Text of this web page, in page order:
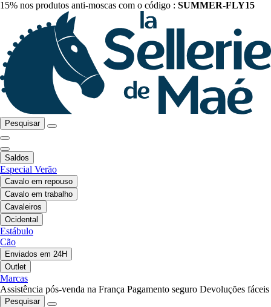
15% nos produtos anti-moscas com o código : SUMMER-FLY15
Pesquisar
Saldos
Especial Verão
Cavalo em repouso
Cavalo em trabalho
Cavaleiros
Ocidental
Estábulo
Cão
Enviados em 24H
Outlet
Marcas
Assistência pós-venda na França Pagamento seguro Devoluções fáceis
Pesquisar